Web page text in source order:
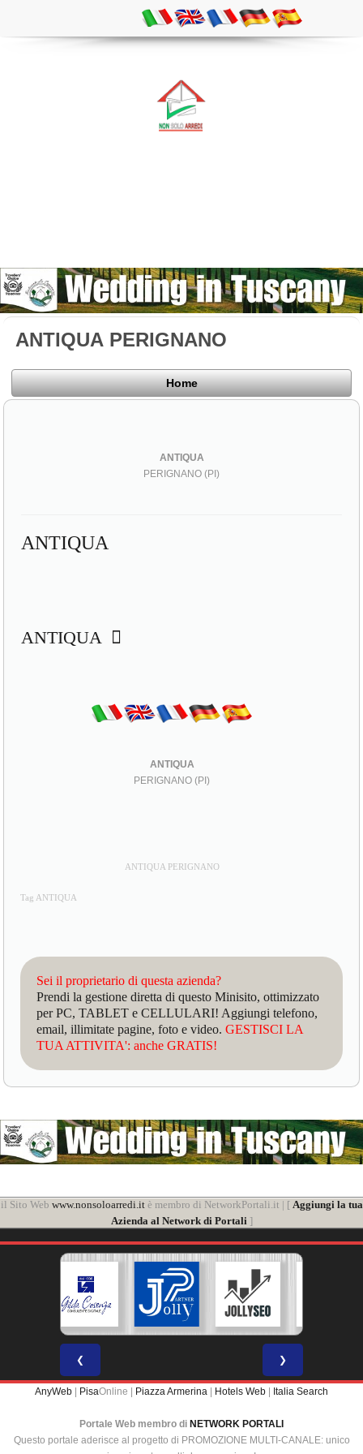
ANTIQUA PERIGNANO
Home
ANTIQUA
PERIGNANO (PI)
ANTIQUA
ANTIQUA
ANTIQUA
PERIGNANO (PI)
ANTIQUA PERIGNANO
Tag ANTIQUA
Sei il proprietario di questa azienda?
Prendi la gestione diretta di questo Minisito, ottimizzato
per PC, TABLET e CELLULARI! Aggiungi telefono,
email, illimitate pagine, foto e video.GESTISCI LA
TUA ATTIVITA': anche GRATIS!
il Sito Web www.nonsoloarredi.itè membro di NetworkPortali.it | [ Aggiungi la tua
Azienda al Network di Portali]
❮ ❯
AnyWeb PisaOnline | Piazza Armerina Hotels Web Italia Search
Portale Web membro di NETWORK PORTALI
Questo portale aderisce al progetto di PROMOZIONE MULTI-CANALE: unico